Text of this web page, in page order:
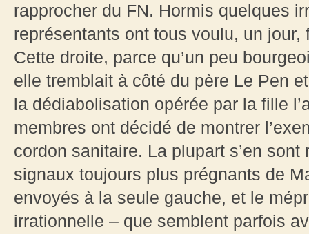
rapprocher du FN. Hormis quelques
représentants ont tous voulu, un
Cette droite, parce qu’un peu
elle tremblait à côté du père Le Pen
la dédiabolisation opérée par la fille
membres ont décidé de montrer
cordon sanitaire. La plupart s’en
signaux toujours plus prégnants de
envoyés à la seule gauche, et le
irrationnelle – que semblent parfois